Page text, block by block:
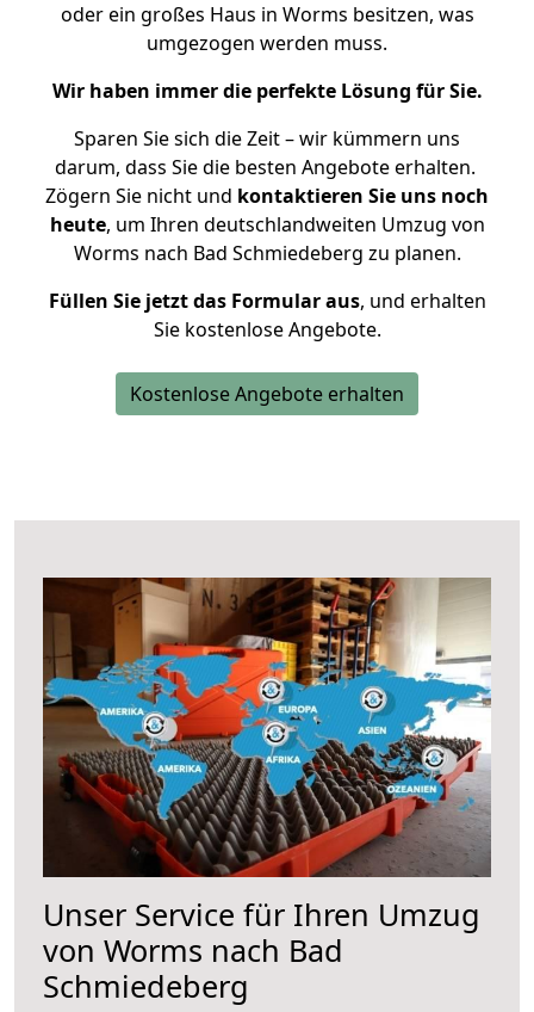
oder ein großes Haus in Worms besitzen, was
umgezogen werden muss.
Wir haben immer die perfekte Lösung für Sie.
Sparen Sie sich die Zeit – wir kümmern uns
darum, dass Sie die besten Angebote erhalten.
Zögern Sie nicht und kontaktieren Sie uns noch
heute, um Ihren deutschlandweiten Umzug von
Worms nach Bad Schmiedeberg zu planen.
Füllen Sie jetzt das Formular aus, und erhalten
Sie kostenlose Angebote.
Kostenlose Angebote erhalten
Unser Service für Ihren Umzug
von Worms nach Bad
Schmiedeberg